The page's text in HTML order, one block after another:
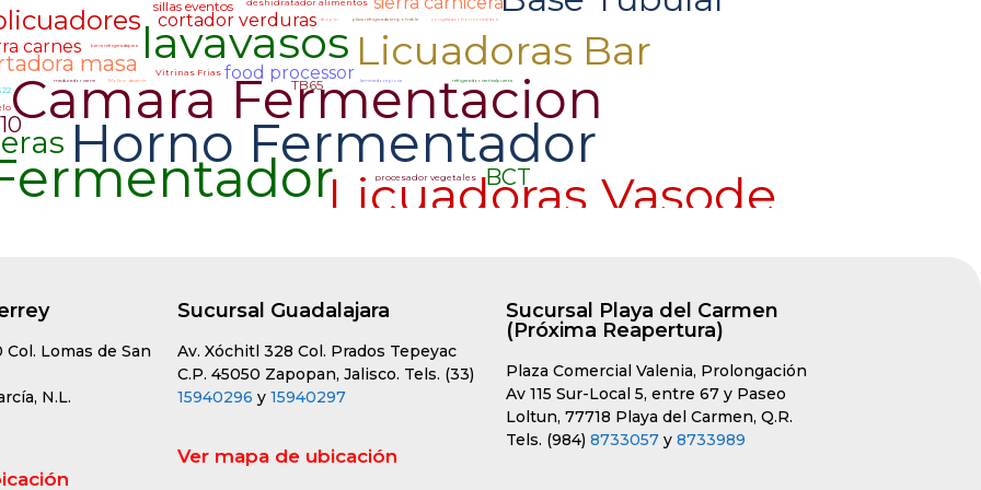
Lomas de San
N.L.
Sucursal Guadalajara
Av. Xóchitl 328 Col. Prados Tepeyac
C.P. 45050 Zapopan, Jalisco. Tels. (33)
15940296 y 15940297
Ver mapa de ubicación
Sucursal Playa del Carmen
(Próxima Reapertura)
Plaza Comercial Valenia, Prolongación
Av 115 Sur-Local 5, entre 67 y Paseo
Loltun, 77718 Playa del Carmen, Q.R.
Tels. (984) 8733057 y 8733989